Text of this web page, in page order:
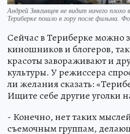
Андрей Звягинцев не видит ничего
Териберке пошло в гору после фильма.
Сейчас в Териберке можно
киношников и блогеров,
красоты завораживают и
культуры. У режиссера
ли желания сказать:
Ищите себе другие уголки
- Конечно, нет таких
съемочным группам,